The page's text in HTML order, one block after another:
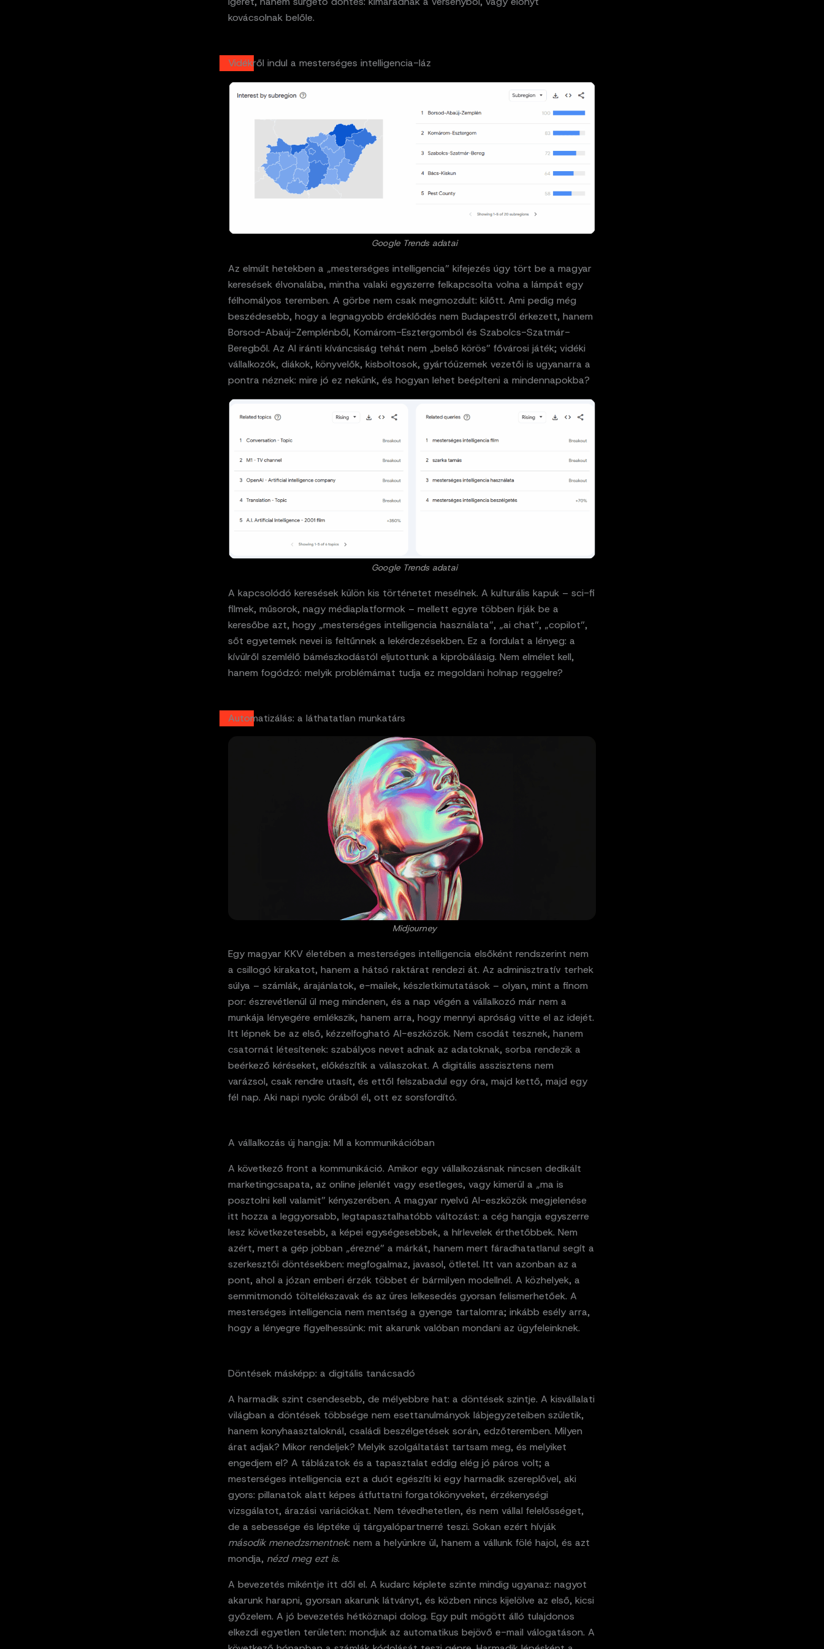
kovácsolnak belőle.
Vidékről indul a mesterséges intelligencia-láz
Google Trends adatai
Az elmúlt hetekben a „mesterséges intelligencia” kifejezés úgy tört be a magyar
keresések élvonalába, mintha valaki egyszerre felkapcsolta volna a lámpát egy
félhomályos teremben. A görbe nem csak megmozdult: kilőtt. Ami pedig még
beszédesebb, hogy a legnagyobb érdeklődés nem Budapestről érkezett, hanem
Borsod-Abaúj-Zemplénből, Komárom-Esztergomból és Szabolcs-Szatmár-
Beregből. Az AI iránti kíváncsiság tehát nem „belső körös” fővárosi játék; vidéki
vállalkozók, diákok, könyvelők, kisboltosok, gyártóüzemek vezetői is ugyanarra a
pontra néznek: mire jó ez nekünk, és hogyan lehet beépíteni a mindennapokba?
Google Trends adatai
A kapcsolódó keresések külön kis történetet mesélnek. A kulturális kapuk – sci-fi
filmek, műsorok, nagy médiaplatformok – mellett egyre többen írják be a
keresőbe azt, hogy „mesterséges intelligencia használata”, „ai chat”, „copilot”,
sőt egyetemek nevei is feltűnnek a lekérdezésekben. Ez a fordulat a lényeg: a
kívülről szemlélő bámészkodástól eljutottunk a kipróbálásig. Nem elmélet kell,
hanem fogódzó: melyik problémámat tudja ez megoldani holnap reggelre?
Automatizálás: a láthatatlan munkatárs
Midjourney
Egy magyar KKV életében a mesterséges intelligencia elsőként rendszerint nem
a csillogó kirakatot, hanem a hátsó raktárat rendezi át. Az adminisztratív terhek
súlya – számlák, árajánlatok, e-mailek, készletkimutatások – olyan, mint a finom
por: észrevétlenül ül meg mindenen, és a nap végén a vállalkozó már nem a
munkája lényegére emlékszik, hanem arra, hogy mennyi apróság vitte el az idejét.
Itt lépnek be az első, kézzelfogható AI-eszközök. Nem csodát tesznek, hanem
csatornát létesítenek: szabályos nevet adnak az adatoknak, sorba rendezik a
beérkező kéréseket, előkészítik a válaszokat. A digitális asszisztens nem
varázsol, csak rendre utasít, és ettől felszabadul egy óra, majd kettő, majd egy
fél nap. Aki napi nyolc órából él, ott ez sorsfordító.
A vállalkozás új hangja: MI a kommunikációban
A következő front a kommunikáció. Amikor egy vállalkozásnak nincsen dedikált
marketingcsapata, az online jelenlét vagy esetleges, vagy kimerül a „ma is
posztolni kell valamit” kényszerében. A magyar nyelvű AI-eszközök megjelenése
itt hozza a leggyorsabb, legtapasztalhatóbb változást: a cég hangja egyszerre
lesz következetesebb, a képei egységesebbek, a hírlevelek érthetőbbek. Nem
azért, mert a gép jobban „érezné” a márkát, hanem mert fáradhatatlanul segít a
szerkesztői döntésekben: megfogalmaz, javasol, ötletel. Itt van azonban az a
pont, ahol a józan emberi érzék többet ér bármilyen modellnél. A közhelyek, a
semmitmondó töltelékszavak és az üres lelkesedés gyorsan felismerhetőek. A
mesterséges intelligencia nem mentség a gyenge tartalomra; inkább esély arra,
hogy a lényegre figyelhessünk: mit akarunk valóban mondani az ügyfeleinknek.
Döntések másképp: a digitális tanácsadó
A harmadik szint csendesebb, de mélyebbre hat: a döntések szintje. A kisvállalati
világban a döntések többsége nem esettanulmányok lábjegyzeteiben születik,
hanem konyhaasztaloknál, családi beszélgetések során, edzőteremben. Milyen
árat adjak? Mikor rendeljek? Melyik szolgáltatást tartsam meg, és melyiket
engedjem el? A táblázatok és a tapasztalat eddig elég jó páros volt; a
mesterséges intelligencia ezt a duót egészíti ki egy harmadik szereplővel, aki
gyors: pillanatok alatt képes átfuttatni forgatókönyveket, érzékenységi
vizsgálatot, árazási variációkat. Nem tévedhetetlen, és nem vállal felelősséget,
de a sebessége és léptéke új tárgyalópartnerré teszi. Sokan ezért hívják
második menedzsmentnek: nem a helyünkre ül, hanem a vállunk fölé hajol, és azt
mondja, nézd meg ezt is.
A bevezetés mikéntje itt dől el. A kudarc képlete szinte mindig ugyanaz: nagyot
akarunk harapni, gyorsan akarunk látványt, és közben nincs kijelölve az első, kicsi
győzelem. A jó bevezetés hétköznapi dolog. Egy pult mögött álló tulajdonos
elkezdi egyetlen területen: mondjuk az automatikus bejövő e-mail válogatáson. A